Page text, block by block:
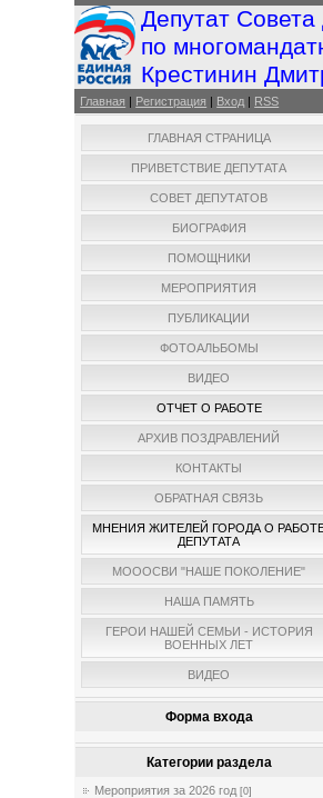
Депутат Совета
по
Крестинин
Главная | Регистрация | Вход | RSS
ГЛАВНАЯ СТРАНИЦА
ПРИВЕТСТВИЕ ДЕПУТАТА
СОВЕТ ДЕПУТАТОВ
БИОГРАФИЯ
ПОМОЩНИКИ
МЕРОПРИЯТИЯ
ПУБЛИКАЦИИ
ФОТОАЛЬБОМЫ
ВИДЕО
ОТЧЕТ О РАБОТЕ
АРХИВ ПОЗДРАВЛЕНИЙ
КОНТАКТЫ
ОБРАТНАЯ СВЯЗЬ
МНЕНИЯ ЖИТЕЛЕЙ ГОРОДА О
ДЕПУТАТА
МОООСВИ "НАШЕ ПОКОЛЕНИЕ"
НАША ПАМЯТЬ
ГЕРОИ НАШЕЙ СЕМЬИ - ИСТОРИЯ
ВОЕННЫХ ЛЕТ
ВИДЕО
Форма входа
Категории раздела
Мероприятия за 2026 год [0]